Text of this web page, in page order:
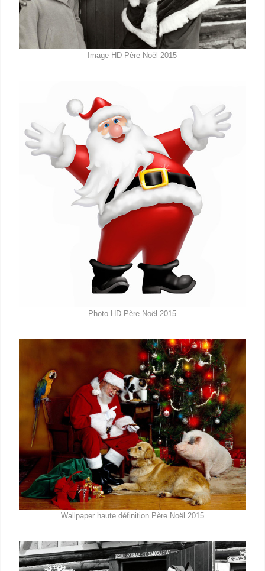
Image HD Père Noël 2015
Photo HD Père Noël 2015
Wallpaper haute définition Père Noël 2015